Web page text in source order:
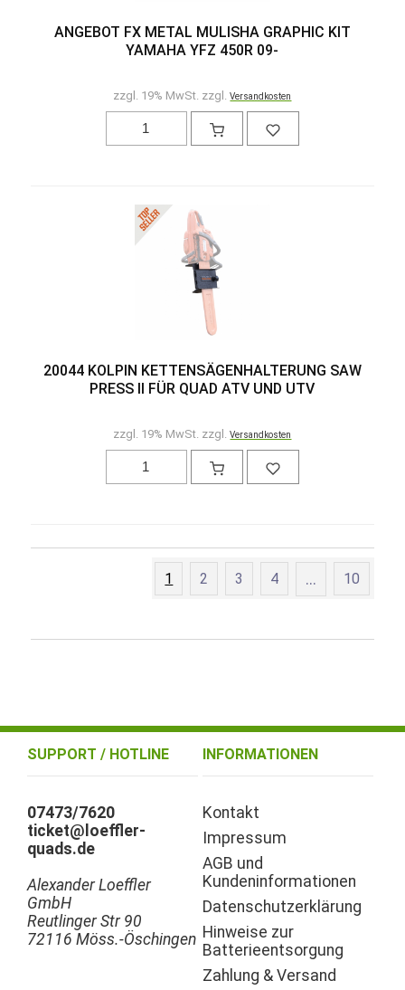
ANGEBOT FX METAL MULISHA GRAPHIC KIT
YAMAHA YFZ 450R 09-
zzgl. 19% MwSt. zzgl.Versandkosten
20044 KOLPIN KETTENSÄGENHALTERUNG SAW
PRESS II FÜR QUAD ATV UND UTV
zzgl. 19% MwSt. zzgl.Versandkosten
1 2 3 4 ... 10
SUPPORT / HOTLINE
07473/7620
ticket@loeffler-
quads.de
Alexander Loeffler
GmbH
Reutlinger Str 90
72116 Möss.-Öschingen
INFORMATIONEN
Kontakt
Impressum
AGB und
Kundeninformationen
Datenschutzerklärung
Hinweise zur
Batterieentsorgung
Zahlung & Versand